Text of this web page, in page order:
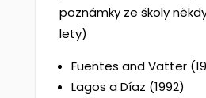
poznámky ze školy
lety)
Fuentes and Vatter
Lagos a Díaz (1992)